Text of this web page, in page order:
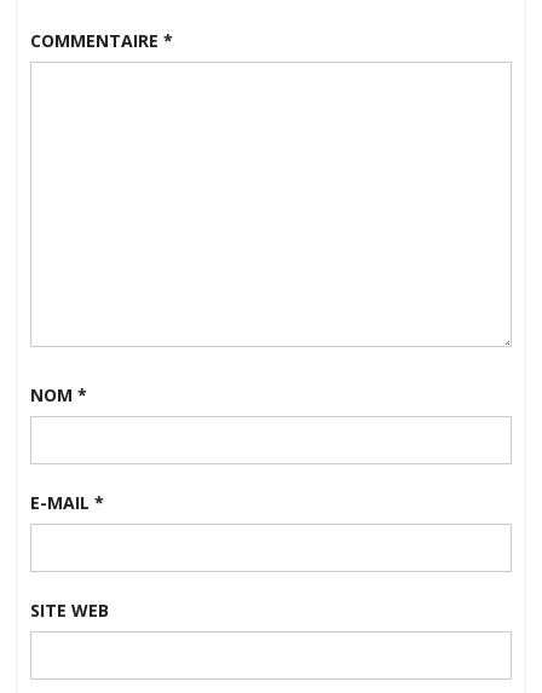
COMMENTAIRE *
NOM *
E-MAIL *
SITE WEB